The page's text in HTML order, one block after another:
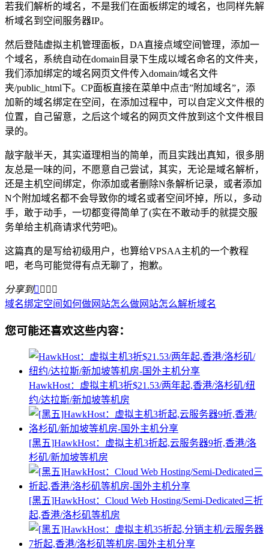
若我们解析的域名，不是我们在面板绑定的域名，也同样先解
析域名到空间服务器IP。
然后登陆虚拟主机管理面板，DA直接点域空间管理，添加一
个域名，系统自动在domain目录下生成以域名命名的文件夹，
我们添加绑定的域名网页文件传入domain/域名文件
夹/public_html下。CP面板直接在菜单中点击”附加域名”，添
加新的域名绑定在空间，在添加过程中，可以自定义文件根的
位置，自己留意，之后这个域名的网页文件放到这个文件根目
录的。
敲字敲半天，其实道理相当的简单，而且实践出真知，很多朋
友总是一味的问，不愿意自己尝试，其实，无论是域名解析，
还是主机空间绑定，你添加或者删除N条解析记录，或者添加
N个附加域名都不会导致你的域名或者空间坏掉，所以，多动
手，敢于动手，一切都变得简单了(实在不敢动手的就提交服
务单给主机商请求代劳吧)。
这篇真的是写给初级用户，也算给VPSAA主机的一个教程
吧，老鸟可能觉得有点无聊了，抱歉。
分享到   
域名绑定空间如何做网站怎么做网站怎么解析域名
您可能还喜欢这些内容：
HawkHost：虚拟主机3折$21.53/两年起,香港/洛杉矶/纽
约/达拉斯/新加坡等机房
[黑五]HawkHost：虚拟主机3折起,云服务器9折,香港/洛
杉矶/新加坡等机房
[黑五]HawkHost：Cloud Web Hosting/Semi-Dedicated三折
起,香港/洛杉矶等机房